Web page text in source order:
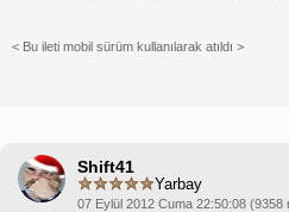
< Bu ileti mobil sürüm kullanılarak atıldı >
Shift41
Yarbay
07 Eylül 2012 Cuma 22:50:08 (9358